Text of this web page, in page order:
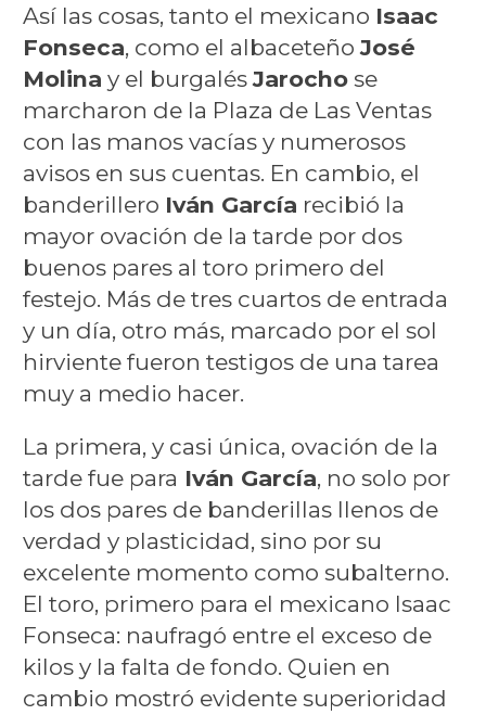
Así las cosas, tanto el mexicano Isaac
Fonseca, como el albaceteñoJosé
Molina y el burgalésJarochose
marcharon de la Plaza de Las Ventas
con las manos vacías y numerosos
avisos en sus cuentas. En cambio, el
banderillero Iván García recibió la
mayor ovación de la tarde por dos
buenos pares al toro primero del
festejo. Más de tres cuartos de entrada
y un día, otro más, marcado por el sol
hirviente fueron testigos de una tarea
muy a medio hacer.
La primera, y casi única, ovación de la
tarde fue para Iván García, no solo por
los dos pares de banderillas llenos de
verdad y plasticidad, sino por su
excelente momento como subalterno.
El toro, primero para el mexicano Isaac
Fonseca: naufragó entre el exceso de
kilos y la falta de fondo. Quien en
cambio mostró evidente superioridad